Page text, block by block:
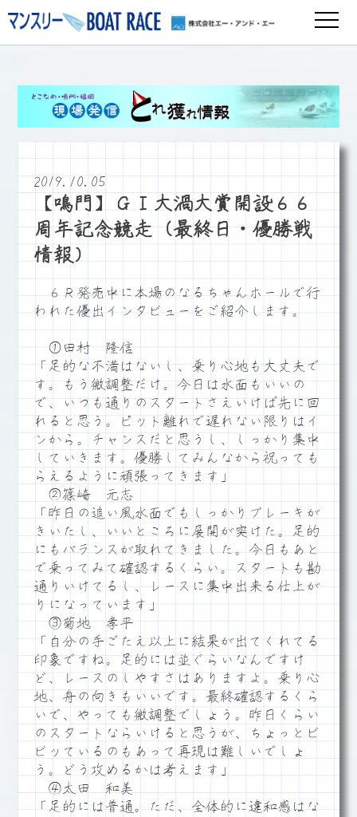
2019.10.05
【鳴門】ＧⅠ大渦大賞開設６６
周年記念競走（最終日・優勝戦
情報）
６Ｒ発売中に本場のなるちゃんホールで行
われた優出インタビューをご紹介します。
①田村 隆信
「足的な不満はないし、乗り心地も大丈夫で
す。もう微調整だけ。今日は水面もいいの
で、いつも通りのスタートさえいけば先に回
れると思う。ピット離れで遅れない限りはイ
ンから。チャンスだと思うし、しっかり集中
していきます。優勝してみんなから祝っても
らえるように頑張ってきます」
②篠崎 元志
「昨日の追い風水面でもしっかりブレーキが
きいたし、いいところに展開が突けた。足的
にもバランスが取れてきました。今日もあと
で乗ってみて確認するくらい。スタートも勘
通りいけてるし、レースに集中出来る仕上が
りになっています」
③菊地 孝平
「自分の手ごたえ以上に結果が出てくれてる
印象ですね。足的には並ぐらいなんですけ
ど、レースのしやすさはありますよ。乗り心
地、舟の向きもいいです。最終確認するくら
いで、やっても微調整でしょう。昨日くらい
のスタートならいけると思うが、ちょっとビ
ビッているのもあって再現は難しいでしょ
う。どう攻めるかは考えます」
④太田 和美
「足的には普通。ただ、全体的に違和感はな